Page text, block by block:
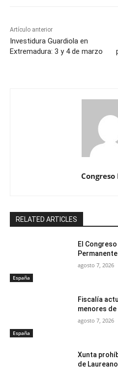
Artículo anterior
Investidura Guardiola en
Extremadura: 3 y 4 de marzo
RELATED ARTICLES
España
El
agosto 7, 2026
España
Fiscalía
menores de
agosto 7, 2026
Xunta
de